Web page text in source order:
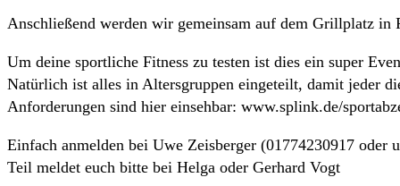
Anschließend werden wir gemeinsam auf dem Grillplatz in
Um deine sportliche Fitness zu testen ist dies ein super
Natürlich ist alles in Altersgruppen eingeteilt, damit jeder
Anforderungen sind hier einsehbar: www.splink.de/
Einfach anmelden bei Uwe Zeisberger (01774230917
Teil meldet euch bitte bei Helga oder Gerhard Vogt